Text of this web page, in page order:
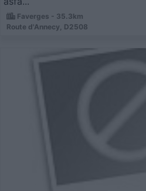
Faverges - 35.3km
Route d'Annecy, D2508